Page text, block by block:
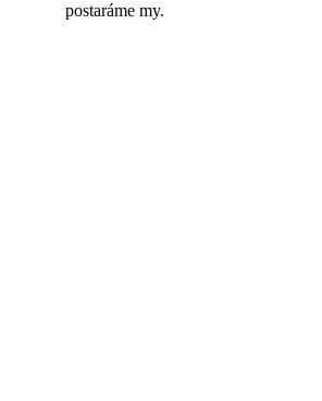
postaráme my.